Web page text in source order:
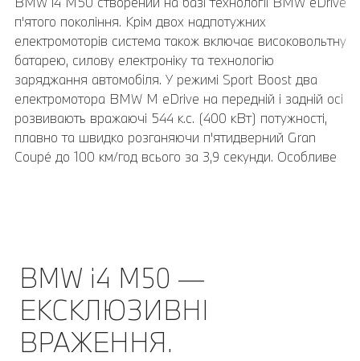
п'ятого покоління. Крім двох надпотужних
електромоторів система також включає високовольтну
батарею, силову електроніку та технологію
заряджання автомобіля. У режимі Sport Boost два
електромотора BMW M eDrive на передній і задній осі
розвивають вражаючі 544 к.с. (400 кВт) потужності,
плавно та швидко розганяючи п'ятидверний Gran
Coupé до 100 км/год всього за 3,9 секунди. Особливе
практичність в повсякденній експлуатації.
спортивні амбіції автомобіля. Бічні аеродинамічні
елементи повітряних шторок в передньому бампері і
кришки дзеркал заднього виду виготовляються з
вуглепластику (CFRP). Завершальними елементами
пакету є бічні планки в задній частині і задній спойлер
особливої геометрії. BMW i4 M50 також має кришки
дзеркал заднього виду М особливої геометрії.
BMW i4 M50 —
ЕКСКЛЮЗИВНІ
ВРАЖЕННЯ.